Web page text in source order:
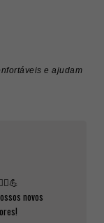
e ajudam
novos